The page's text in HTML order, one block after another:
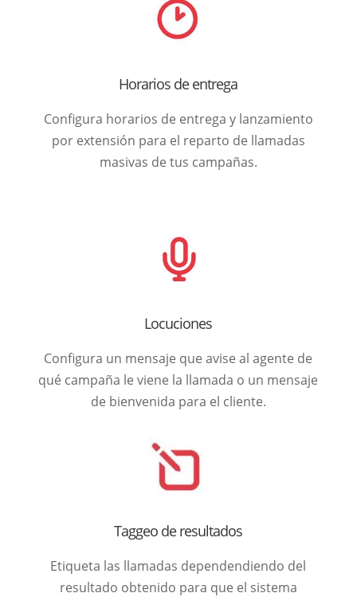
Horarios de entrega
Configura horarios de entrega y lanzamiento
por extensión para el reparto de llamadas
masivas de tus campañas.
Locuciones
Configura un mensaje que avise al agente de
qué campaña le viene la llamada o un mensaje
de bienvenida para el cliente.
Taggeo de resultados
Etiqueta las llamadas dependendiendo del
resultado obtenido para que el sistema